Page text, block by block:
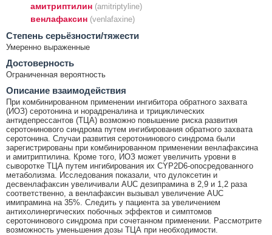
амитриптилин (amitriptyline)
венлафаксин (venlafaxine)
Cтепень серьёзности/тяжести
Умеренно выраженные
Достоверность
Ограниченная вероятность
Описание взаимодействия
При комбинированном применении ингибитора обратного захвата
(ИОЗ) серотонина и норадреналина и трициклических
антидепрессантов (ТЦА) возможно повышение риска развития
серотонинового синдрома путем ингибирования обратного захвата
серотонина. Случаи развития серотонинового синдрома были
зарегистрированы при комбинированном применении венлафаксина
и амитриптилина. Кроме того, ИОЗ может увеличить уровни в
сыворотке ТЦА путем ингибирования их CYP2D6-опосредованного
метаболизма. Исследования показали, что дулоксетин и
десвенлафаксин увеличивали AUC дезипрамина в 2,9 и 1,2 раза
соответственно, а венлафаксин вызывал увеличение AUC
имипрамина на 35%. Следить у пациента за увеличением
антихолинергических побочных эффектов и симптомов
серотонинового синдрома при сочетанном применении. Рассмотрите
возможность уменьшения дозы ТЦА при необходимости.